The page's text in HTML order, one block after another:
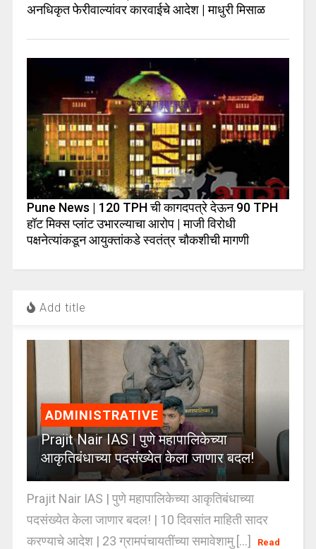
अनधिकृत फेरीवाल्यांवर कारवाईचे आदेश | माधुरी मिसाळ
Pune News | 120 TPH ची कागदपत्रे देऊन 90 TPH
हॉट मिक्स प्लांट उभारल्याचा आरोप | माजी विरोधी
पक्षनेत्यांकडून आयुक्तांकडे स्वतंत्र चौकशीची मागणी
Add title
ADMINISTRATIVE
Prajit Nair IAS | पुणे महापालिकेच्या
आकृतिबंधाच्या पदसंख्येत केला जाणार बदल!
Prajit Nair IAS | पुणे महापालिकेच्या आकृतिबंधाच्या
पदसंख्येत केला जाणार बदल! | 10 दिवसांत माहिती सादर
करण्याचे आदेश | 23 ग्रामपंचायतींच्या समावेशामु [...]
Read